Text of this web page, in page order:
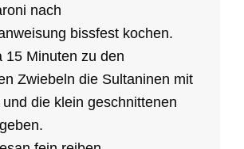
nach
bissfest kochen.
15 Minuten zu den
Zwiebeln die Sultaninen mit
die klein geschnittenen